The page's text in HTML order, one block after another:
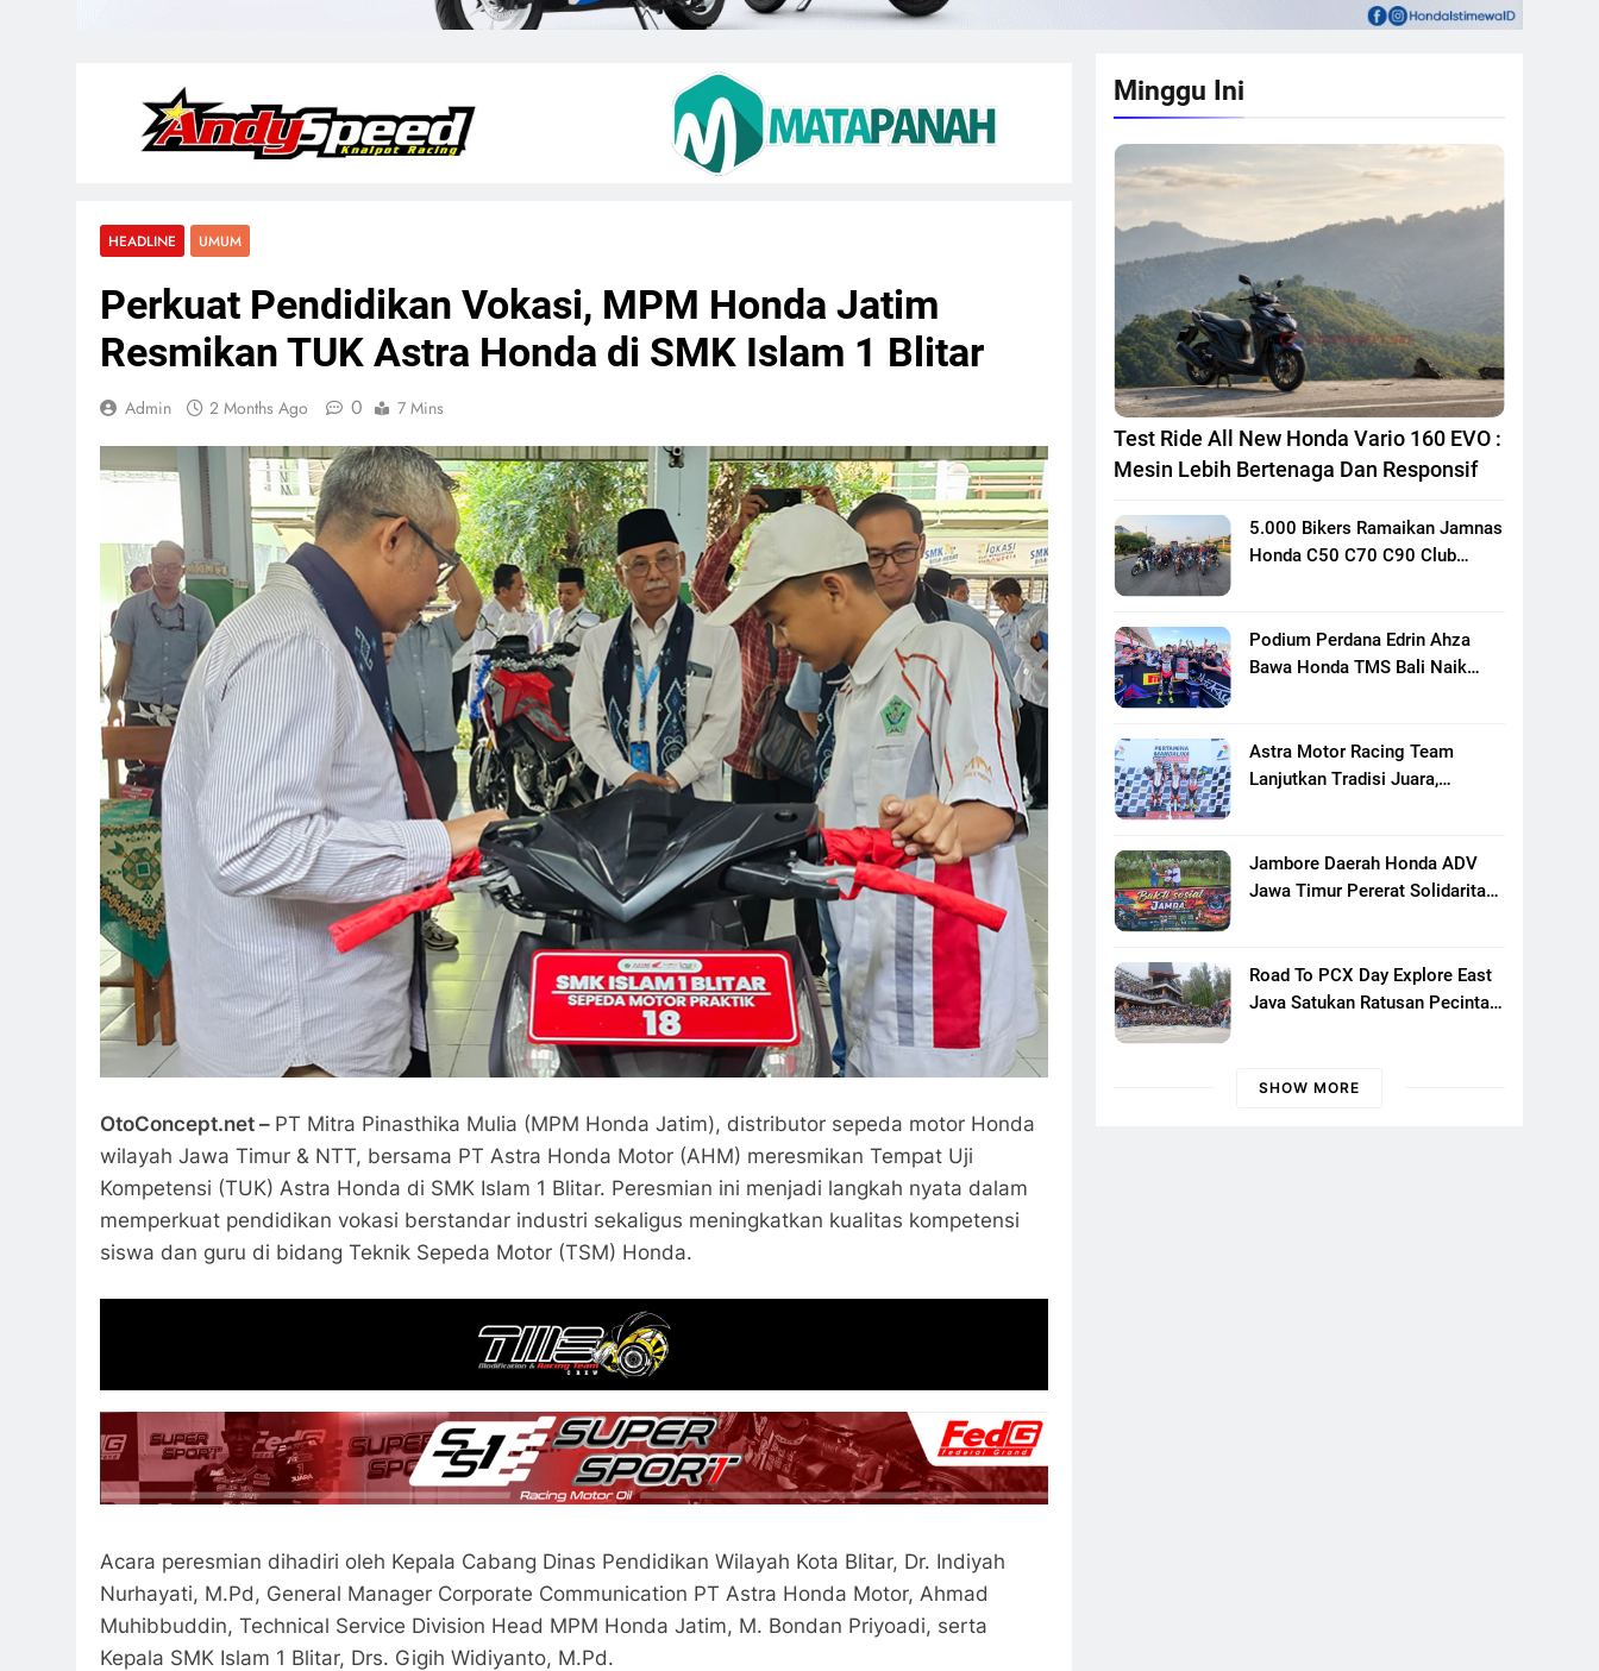
HEADLINE UMUM
Perkuat Pendidikan Vokasi, MPM Honda Jatim
Resmikan TUK Astra Honda di SMK Islam 1 Blitar
Admin 2 Months Ago 0 7 Mins
OtoConcept.net – PT Mitra Pinasthika Mulia (MPM Honda Jatim), distributor sepeda motor Honda
wilayah Jawa Timur & NTT, bersama PT Astra Honda Motor (AHM) meresmikan Tempat Uji
Kompetensi (TUK) Astra Honda di SMK Islam 1 Blitar. Peresmian ini menjadi langkah nyata dalam
memperkuat pendidikan vokasi berstandar industri sekaligus meningkatkan kualitas kompetensi
siswa dan guru di bidang Teknik Sepeda Motor (TSM) Honda.
Acara peresmian dihadiri oleh Kepala Cabang Dinas Pendidikan Wilayah Kota Blitar, Dr. Indiyah
Nurhayati, M.Pd, General Manager Corporate Communication PT Astra Honda Motor, Ahmad
Muhibbuddin, Technical Service Division Head MPM Honda Jatim, M. Bondan Priyoadi, serta
Kepala SMK Islam 1 Blitar, Drs. Gigih Widiyanto, M.Pd.
Minggu Ini
Test Ride All New Honda Vario 160 EVO :
Mesin Lebih Bertenaga Dan Responsif
5.000 Bikers Ramaikan Jamnas
Honda C50 C70 C90 Club
Motor Klasik Honda
Podium Perdana Edrin Ahza
Bawa Honda TMS Bali Naik
Astra Motor Racing Team
Lanjutkan Tradisi Juara,
Putaran Ke 3
Jambore Daerah Honda ADV
Jawa Timur Pererat Solidaritas
Banyuwangi
Road To PCX Day Explore East
Java Satukan Ratusan Pecinta
SHOW MORE